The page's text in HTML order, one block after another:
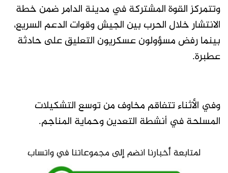
وتتمركز القوة المشتركة في مدينة الدامر ضمن خطة
الانتشار خلال الحرب بين الجيش وقوات الدعم السريع،
بينما رفض مسؤولون عسكريون التعليق على حادثة
عطبرة.
وفي الأثناء تتفاقم مخاوف من توسع التشكيلات
المسلحة في أنشطة التعدين وحماية المناجم.